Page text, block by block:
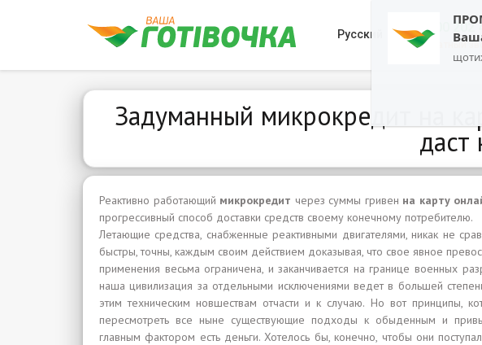
Русский 0800 202
Обратный
Задуманный микрокредит на
Реактивно работающий микрокредит через суммы гривен на карту
прогрессивный способ доставки средств своему конечному потребителю.
Летающие средства, снабженные реактивными двигателями, никак не
быстры, точны, каждым своим действием доказывая, что свое явное
применения весьма ограничена, и заканчивается на границе военных
наша цивилизация за отдельными исключениями ведет в большей
этим техническим новшествам отчасти и к случаю. Но вот принципы,
пересмотреть все ныне существующие подходы к обыденным и
главным фактором есть деньги. Хотелось бы, конечно, чтобы они